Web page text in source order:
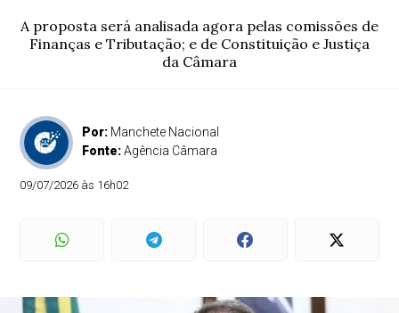
A proposta será analisada agora pelas comissões de
Finanças e Tributação; e de Constituição e Justiça
da Câmara
Por: Manchete Nacional
Fonte:Agência Câmara
09/07/2026 às 16h02